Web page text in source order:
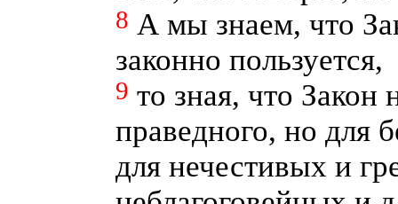
8 А мы знаем, что
законно пользуется,
9 то зная, что Закон
праведного, но для
для нечестивых и